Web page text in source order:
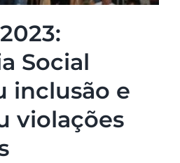
Social
inclusão e
violações